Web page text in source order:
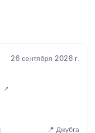
26 сентября 2026 г.
📍 Джубга